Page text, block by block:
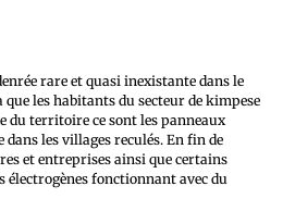
rare et quasi inexistante dans le
les habitants du secteur de kimpese
du territoire ce sont les panneaux
les villages reculés. En fin de
et entreprises ainsi que certains
fonctionnant avec du